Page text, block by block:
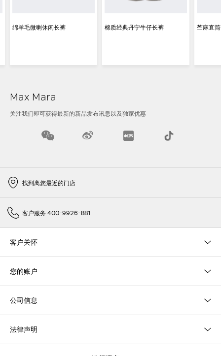
绵羊毛微喇休闲长裤 棉质经典丹宁牛仔长裤 苎麻直
Max Mara
关注我们即可获得最新的新品发布讯息以及独家优惠
找到离您最近的门店
客户服务 400-9926-881
客户关怀
您的账户
公司信息
法律声明